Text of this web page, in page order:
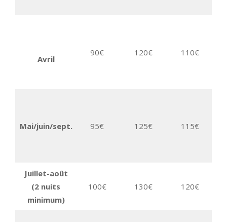
Avril
90€ 120€ 110€
Mai/juin/sept. 95€ 125€ 115€
Juillet-août
(2 nuits
minimum)
100€ 130€ 120€